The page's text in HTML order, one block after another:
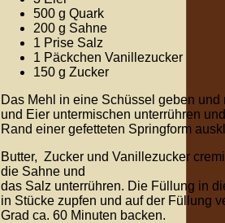
500 g Quark
200 g Sahne
1 Prise Salz
1 Päckchen Vanillezucker
150 g Zucker
Das Mehl in eine Schüssel geben
und Eier untermischen unterrühren
Rand einer gefetteten Springform
Butter, Zucker und Vanillezucker
die Sahne und
das Salz unterrühren. Die Füllung in
in Stücke zupfen und auf der Füllung
Grad ca. 60 Minuten backen.